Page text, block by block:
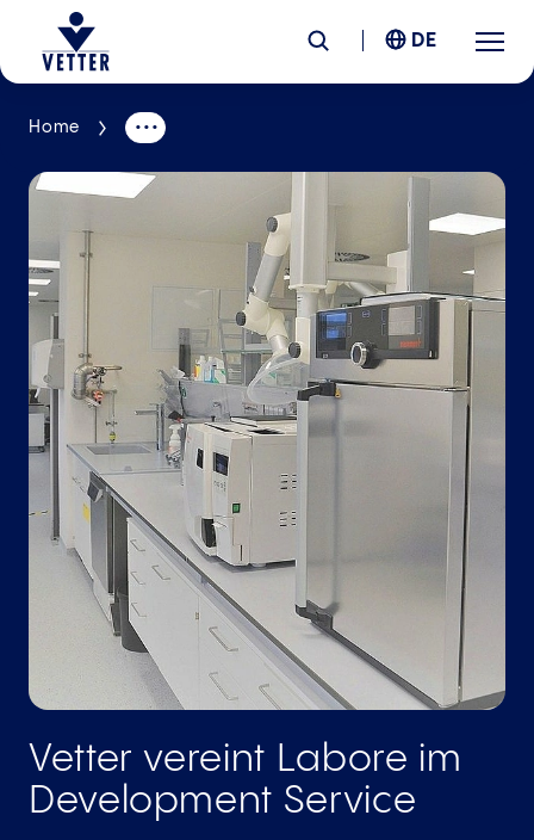
Unternehmen
Services
Standorte
News & Insights
Karriere
DE
Home
Vetter vereint Labore im
Development Service